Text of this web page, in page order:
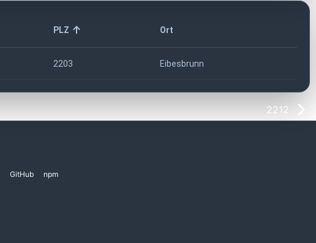
PLZ Ort
2203 Eibesbrunn
2212
GitHub npm